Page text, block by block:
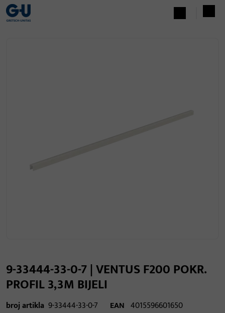
9-33444-33-0-7 | VENTUS F200 POKR.
PROFIL 3,3M BIJELI
broj artikla 9-33444-33-0-7 EAN 4015596601650